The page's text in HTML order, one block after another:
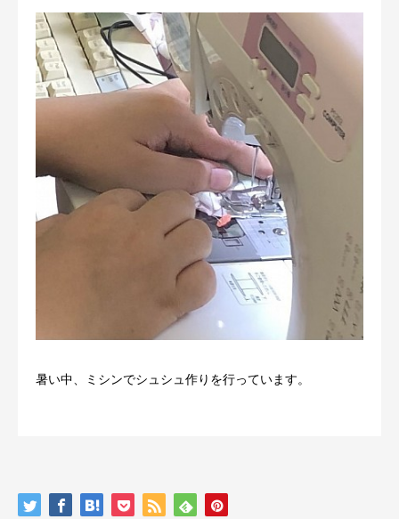
暑い中、ミシンでシュシュ作りを行っています。